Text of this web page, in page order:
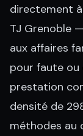
directement
TJ Grenoble
aux affaires
pour faute ou
prestation
densité de
méthodes au